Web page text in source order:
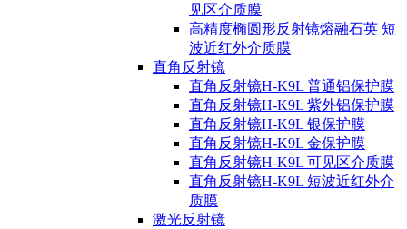
见区介质膜
高精度椭圆形反射镜熔融石英 短
波近红外介质膜
直角反射镜
直角反射镜H-K9L 普通铝保护膜
直角反射镜H-K9L 紫外铝保护膜
直角反射镜H-K9L 银保护膜
直角反射镜H-K9L 金保护膜
直角反射镜H-K9L 可见区介质膜
直角反射镜H-K9L 短波近红外介
质膜
激光反射镜